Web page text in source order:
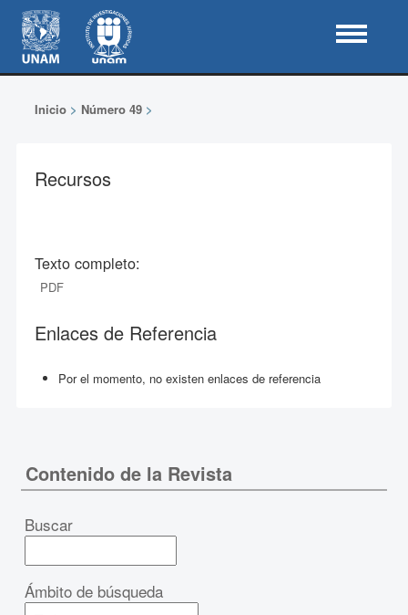
Inicio> Número 49>
Recursos
Texto completo:
PDF
Enlaces de Referencia
Por el momento, no existen enlaces de referencia
Contenido de la Revista
Buscar
Ámbito de búsqueda